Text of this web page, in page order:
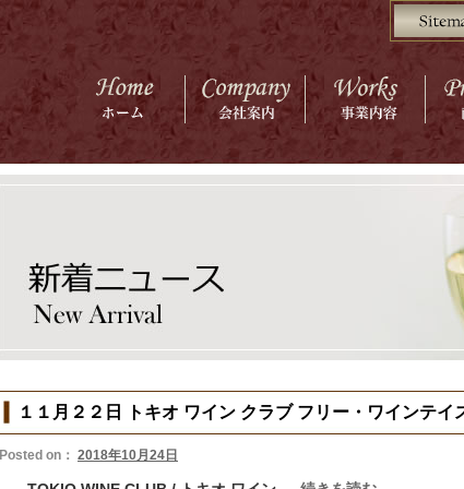
１１月２２日 トキオ ワイン クラブ フリー・ワインテイ
Posted on： 2018年10月24日